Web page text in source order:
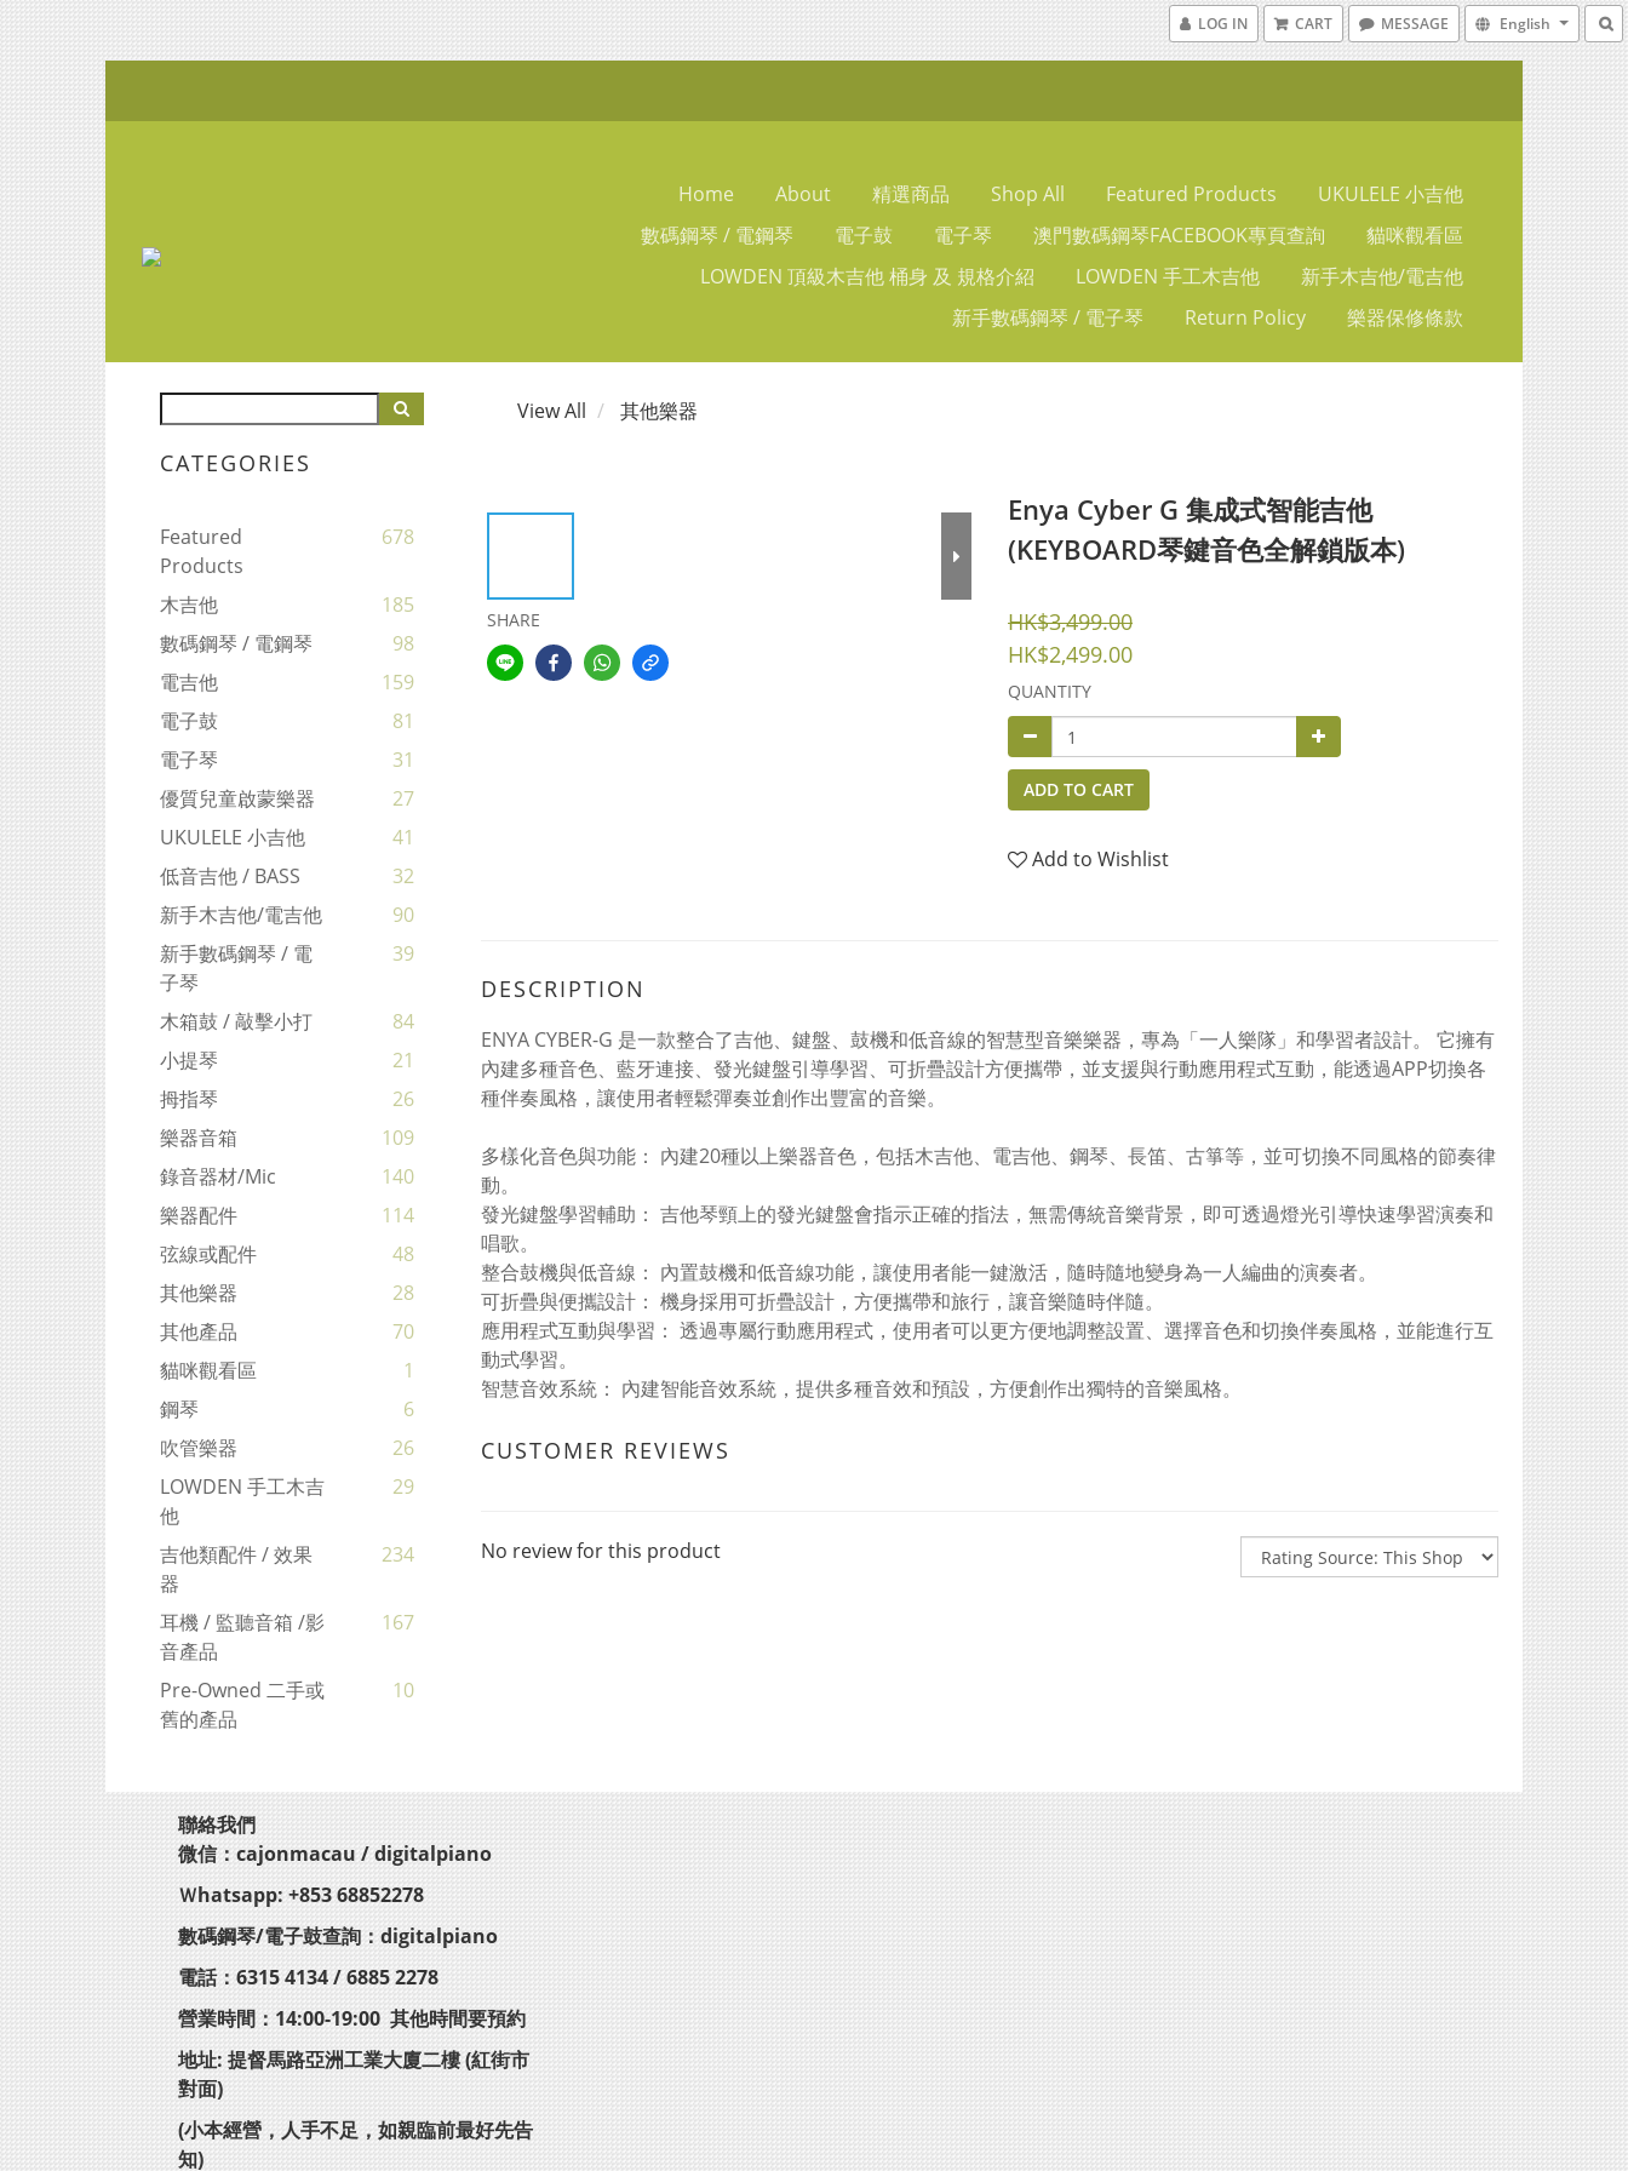
LOG IN CART MESSAGE English
Home About 精選商品 Shop All Featured Products
UKULELE 小吉他
數碼鋼琴 / 電鋼琴
電子鼓 電子琴 澳門數碼鋼琴FACEBOOK專頁查詢
貓咪觀看區
LOWDEN 頂級木吉他 桶身 及 規格介紹
LOWDEN 手工木吉他
新手木吉他/電吉他
新手數碼鋼琴 / 電子琴
Return Policy 樂器保修條款
CATEGORIES
Featured
Products
678
木吉他
185
數碼鋼琴 / 電鋼琴
98
電吉他
159
電子鼓
81
電子琴
31
優質兒童啟蒙樂器
27
UKULELE 小吉他
41
低音吉他 / BASS
32
新手木吉他/電吉他
90
新手數碼鋼琴 / 電
子琴
39
木箱鼓 / 敲擊小打
84
小提琴
21
拇指琴
26
樂器音箱
109
錄音器材/mic
140
樂器配件
114
弦線或配件
48
其他樂器
28
其他產品
70
貓咪觀看區
1
鋼琴
6
吹管樂器
26
LOWDEN 手工木吉
他
29
吉他類配件 / 效果
器
234
耳機 / 監聽音箱 /影
音產品
167
Pre-Owned 二手或
舊的產品
10
View All 其他樂器
SHARE
Enya Cyber G 集成式智能吉他
(KEYBOARD琴鍵音色全解鎖版本)
HK$3,499.00
HK$2,499.00
QUANTITY
ADD TO CART
Add to Wishlist
DESCRIPTION
ENYA CYBER-G 是一款整合了吉他、鍵盤、鼓機和低音線的智慧型音樂樂器，專為「一人樂隊」和學習者設計。 它擁有
內建多種音色、藍牙連接、發光鍵盤引導學習、可折疊設計方便攜帶，並支援與行動應用程式互動，能透過APP切換各
種伴奏風格，讓使用者輕鬆彈奏並創作出豐富的音樂。
多樣化音色與功能： 內建20種以上樂器音色，包括木吉他、電吉他、鋼琴、長笛、古箏等，並可切換不同風格的節奏律
動。
發光鍵盤學習輔助： 吉他琴頸上的發光鍵盤會指示正確的指法，無需傳統音樂背景，即可透過燈光引導快速學習演奏和
唱歌。
整合鼓機與低音線： 內置鼓機和低音線功能，讓使用者能一鍵激活，隨時隨地變身為一人編曲的演奏者。
可折疊與便攜設計： 機身採用可折疊設計，方便攜帶和旅行，讓音樂隨時伴隨。
應用程式互動與學習： 透過專屬行動應用程式，使用者可以更方便地調整設置、選擇音色和切換伴奏風格，並能進行互
動式學習。
智慧音效系統： 內建智能音效系統，提供多種音效和預設，方便創作出獨特的音樂風格。
CUSTOMER REVIEWS
No review for this product
聯絡我們
微信：cajonmacau / digitalpiano
Ｗhatsapp: +853 68852278
數碼鋼琴/電子鼓查詢：digitalpiano
電話：6315 4134 / 6885 2278
營業時間：14:00-19:00 其他時間要預約
地址: 提督馬路亞洲工業大廈二樓 (紅街市
對面)
(小本經營，人手不足，如親臨前最好先告
知)